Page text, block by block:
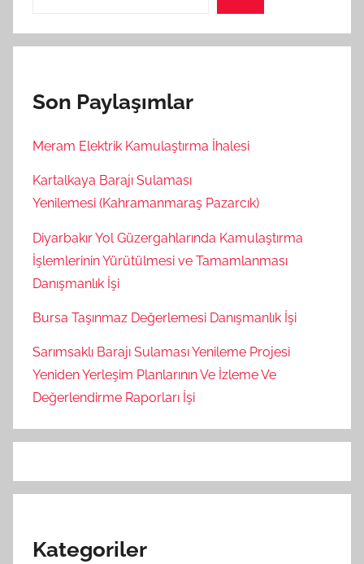
Son Paylaşımlar
Meram Elektrik Kamulaştırma İhalesi
Kartalkaya Barajı Sulaması
Yenilemesi (Kahramanmaraş Pazarcık)
Diyarbakır Yol Güzergahlarında Kamulaştırma
İşlemlerinin Yürütülmesi ve Tamamlanması
Danışmanlık İşi
Bursa Taşınmaz Değerlemesi Danışmanlık İşi
Sarımsaklı Barajı Sulaması Yenileme Projesi
Yeniden Yerleşim Planlarının Ve İzleme Ve
Değerlendirme Raporları İşi
Kategoriler